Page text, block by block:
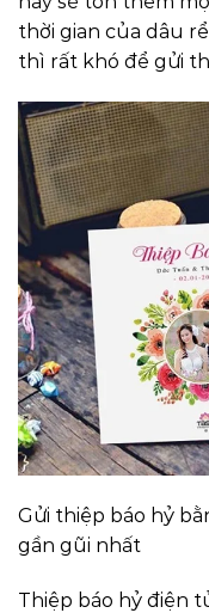
thời gian của dâu
thì rất khó để gửi
Gửi thiệp báo hỷ
gần gũi nhất
Thiệp báo hỷ điện